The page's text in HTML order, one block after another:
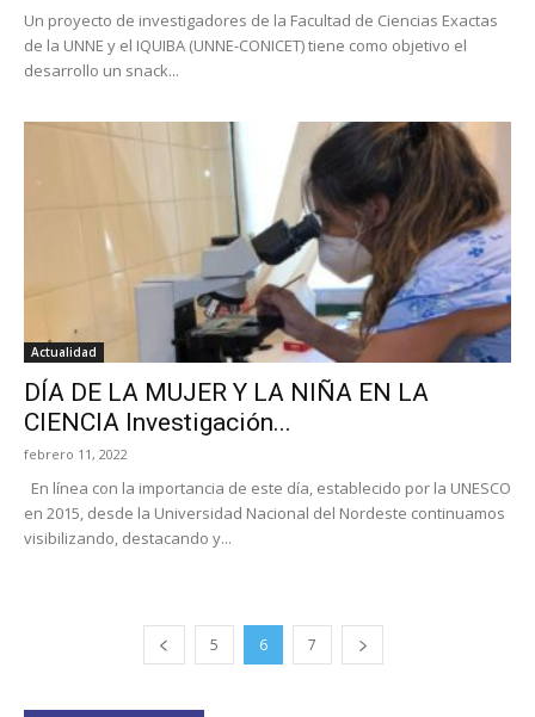
Un proyecto de investigadores de la Facultad de Ciencias Exactas
de la UNNE y el IQUIBA (UNNE-CONICET) tiene como objetivo el
desarrollo un snack...
Actualidad
DÍA DE LA MUJER Y LA NIÑA EN LA
CIENCIA Investigación...
febrero 11, 2022
En línea con la importancia de este día, establecido por la UNESCO
en 2015, desde la Universidad Nacional del Nordeste continuamos
visibilizando, destacando y...
5 6 7